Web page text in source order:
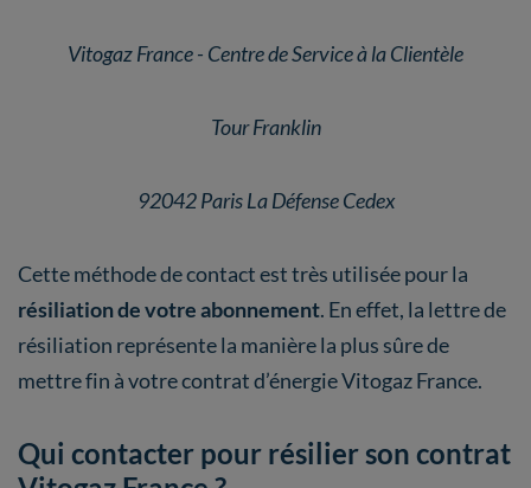
Vitogaz France - Centre de Service à la Clientèle
Tour Franklin
92042 Paris La Défense Cedex
Cette méthode de contact est très utilisée pour la
résiliation de votre abonnement. En effet, la lettre de
résiliation représente la manière la plus sûre de
mettre fin à votre contrat d’énergie Vitogaz France.
Qui contacter pour résilier son contrat